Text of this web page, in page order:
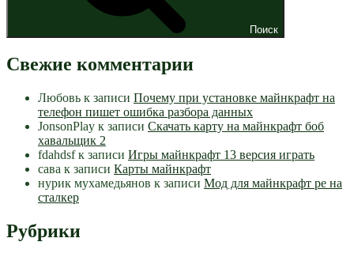
Поиск
Свежие комментарии
Любовь к записи Почему при установке майнкрафт на
телефон пишет ошибка разбора данных
JonsonPlay к записи Скачать карту на майнкрафт боб
хавальщик 2
fdahdsfк записи Игры майнкрафт 13 версия играть
сава к записи Карты майнкрафт
нурик мухамедьянов к записи Мод для майнкрафт pe на
сталкер
Рубрики